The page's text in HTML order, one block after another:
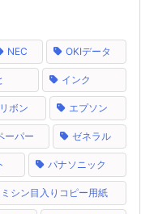
NEC OKIデータ
インク
ボン エプソン
ーパー ゼネラル
パナソニック
ミシン目入りコピー用紙